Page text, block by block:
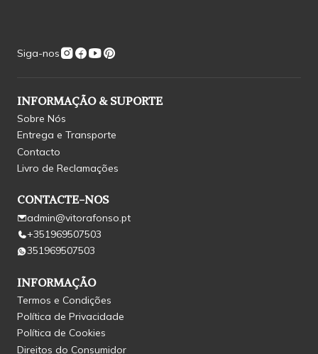
Siga-nos
INFORMAÇÃO & SUPORTE
Sobre Nós
Entrega e Transporte
Contacto
Livro de Reclamações
CONTACTE-NOS
admin@vitorafonso.pt
+351969507503
351969507503
INFORMAÇÃO
Termos e Condições
Política de Privacidade
Política de Cookies
Direitos do Consumidor